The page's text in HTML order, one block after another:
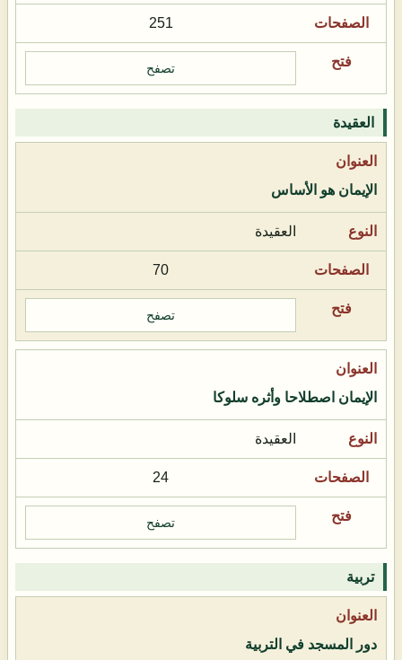
251
تصفح
العقيدة
الإيمان هو الأساس
العقيدة
70
تصفح
الإيمان اصطلاحا وأثره سلوكا
العقيدة
24
تصفح
تربية
دور المسجد في التربية